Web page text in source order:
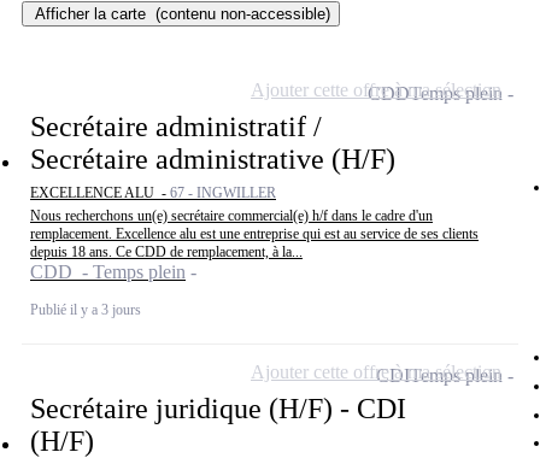
Afficher la carte (contenu non-accessible)
Secrétaire administratif /
Secrétaire administrative (H/F)
EXCELLENCE ALU - 67 - INGWILLER
Nous recherchons un(e) secrétaire commercial(e) h/f dans le cadre d'un
remplacement. Excellence alu est une entreprise qui est au service de ses clients
depuis 18 ans. Ce CDD de remplacement, à la...
CDD - Temps plein
Publié il y a 3 jours
CDDTemps plein
Ajouter cette offre à ma sélection
Secrétaire juridique (H/F) - CDI
(H/F)
CDITemps plein
Ajouter cette offre à ma sélection